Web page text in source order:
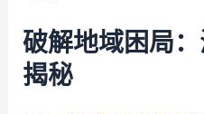
破解地域困局
揭秘